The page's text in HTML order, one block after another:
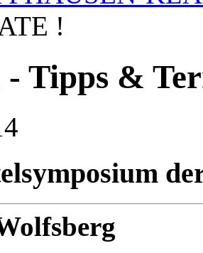
!
- Tipps &